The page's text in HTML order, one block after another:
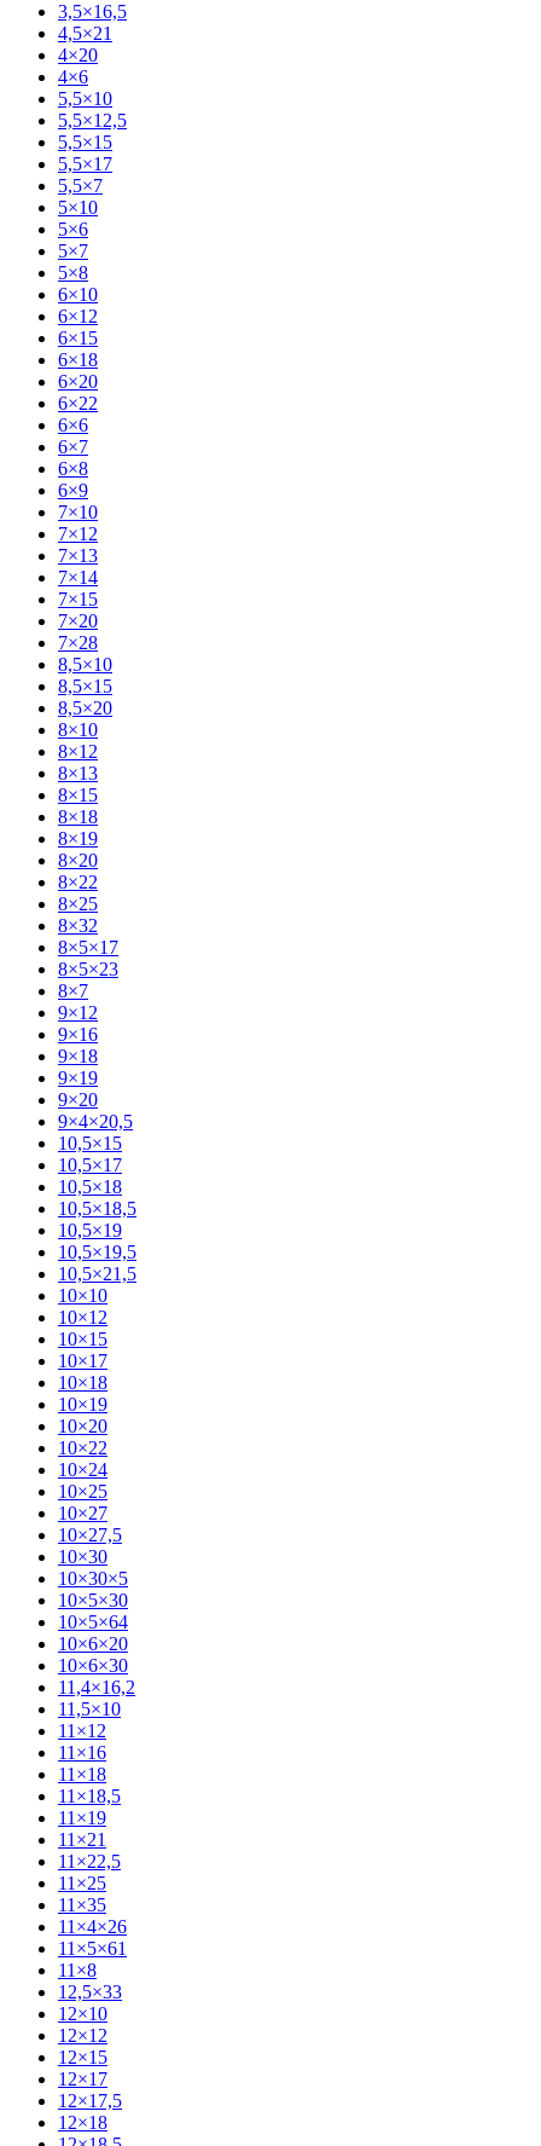
3,5×16,5
4,5×21
4×20
4×6
5,5×10
5,5×12,5
5,5×15
5,5×17
5,5×7
5×10
5×6
5×7
5×8
6×10
6×12
6×15
6×18
6×20
6×22
6×6
6×7
6×8
6×9
7×10
7×12
7×13
7×14
7×15
7×20
7×28
8,5×10
8,5×15
8,5×20
8×10
8×12
8×13
8×15
8×18
8×19
8×20
8×22
8×25
8×32
8×5×17
8×5×23
8×7
9×12
9×16
9×18
9×19
9×20
9×4×20,5
10,5×15
10,5×17
10,5×18
10,5×18,5
10,5×19
10,5×19,5
10,5×21,5
10×10
10×12
10×15
10×17
10×18
10×19
10×20
10×22
10×24
10×25
10×27
10×27,5
10×30
10×30×5
10×5×30
10×5×64
10×6×20
10×6×30
11,4×16,2
11,5×10
11×12
11×16
11×18
11×18,5
11×19
11×21
11×22,5
11×25
11×35
11×4×26
11×5×61
11×8
12,5×33
12×10
12×12
12×15
12×17
12×17,5
12×18